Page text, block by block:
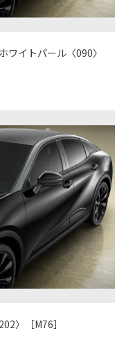
イトパール〈090〉
〉［M76］